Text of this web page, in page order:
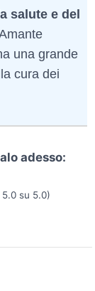
salute e del
una grande
cura dei
adesso:
5.0su 5.0)